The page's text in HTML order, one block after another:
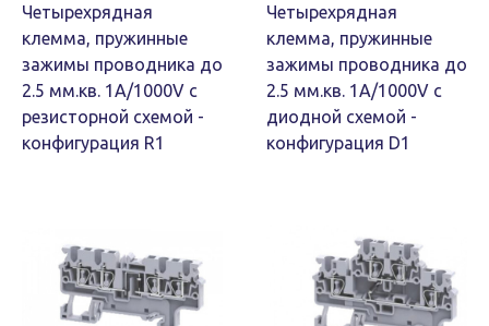
Четырехрядная
клемма, пружинные
зажимы проводника до
2.5 мм.кв. 1A/1000V с
резисторной схемой -
конфигурация R1
Четырехрядная
клемма, пружинные
зажимы проводника до
2.5 мм.кв. 1A/1000V с
диодной схемой -
конфигурация D1